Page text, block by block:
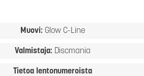
Muovi: Glow C-Line
Valmistaja: Discmania
Tietoa lentonumeroista